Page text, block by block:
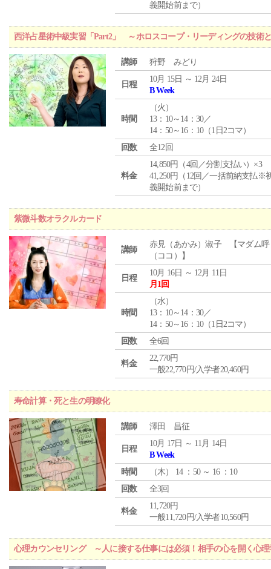
義開始前まで）
西洋占星術中級実習「Part2」 ～ホロスコープ・リーディングの技術
講師 狩野 みどり
日程
10月 15日 ～ 12月 24日
B Week
時間
（火 ）
13：10～14：30／
14：50～16：10（1日2コマ）
回数
全12回
料金
14,850円（4回／分割支払い）×3
41,250円（12回／一括前納支払※
義開始前まで）
紫微斗数オラクルカード
講師
赤見（あかみ）淑子 【マダム呼
（ココ）】
日程
10月 16日 ～ 12月 11日
月1回
時間
（水）
13：10～14：30／
14：50～16：10（1日2コマ）
回数
全6回
料金
22,770円
一般22,770円/入学者20,460円
寿命計算・死と生の明瞭化
講師 澤田 昌征
日程
10月 17日 ～ 11月 14日
B Week
時間
（木） 14 ：50 ～ 16 ：10
回数
全3回
料金
11,720円
一般11,720円/入学者10,560円
心理カウンセリング ～人に接する仕事には必須！相手の心を開く心理